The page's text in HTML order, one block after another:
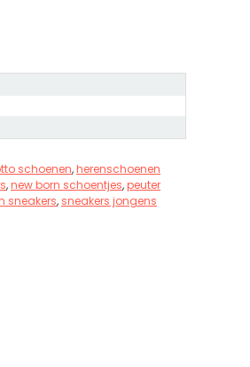
schoenen,herenschoenen
,new born schoentjes,peuter
sneakers, sneakers jongens